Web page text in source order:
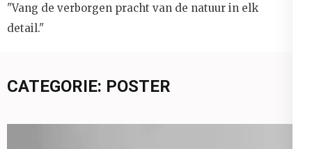
"Vang de verborgen pracht van de natuur in elk
detail."
CATEGORIE: POSTER